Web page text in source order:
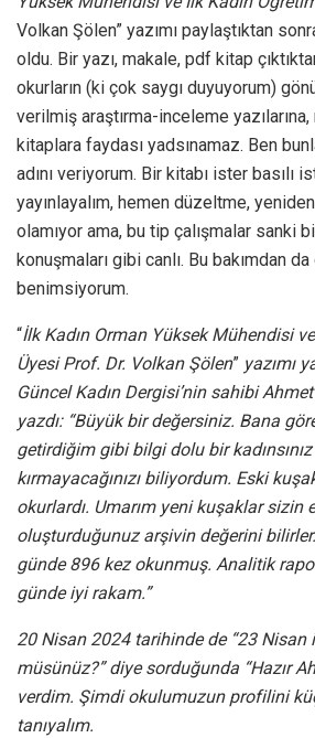
Volkan Şölen” yazımı paylaştıktan
oldu. Bir yazı, makale, pdf kitap
okurların (ki çok saygı duyuyorum)
verilmiş araştırma-inceleme
kitaplara faydası yadsınamaz. Ben
adını veriyorum. Bir kitabı ister basılı
yayınlayalım, hemen düzeltme,
olamıyor ama, bu tip çalışmalar sanki
konuşmaları gibi canlı. Bu bakımdan
benimsiyorum.
“İlk Kadın Orman Yüksek Mühendisi
Üyesi Prof. Dr. Volkan Şölen” yazımı
Güncel Kadın Dergisi’nin sahibi
yazdı: “Büyük bir değersiniz. Bana
getirdiğim gibi bilgi dolu bir
kırmayacağınızı biliyordum. Eski
okurlardı. Umarım yeni kuşaklar sizin
oluşturduğunuz arşivin değerini
günde 896 kez okunmuş. Analitik
günde iyi rakam.”
20 Nisan 2024 tarihinde de “23 Nisan
müsünüz?” diye sorduğunda “Hazır
verdim. Şimdi okulumuzun profilini
tanıyalım.